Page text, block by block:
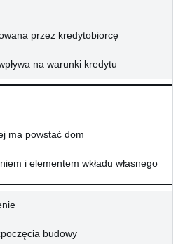
przez kredytobiorcę
na warunki kredytu
ma powstać dom
i elementem wkładu własnego
budowy